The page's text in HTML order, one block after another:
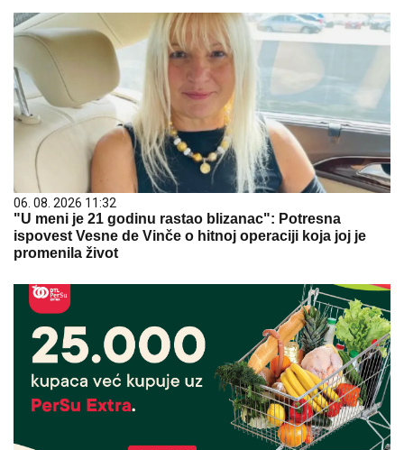
06. 08. 2026 11:32
"U meni je 21 godinu rastao blizanac": Potresna
ispovest Vesne de Vinče o hitnoj operaciji koja joj je
promenila život